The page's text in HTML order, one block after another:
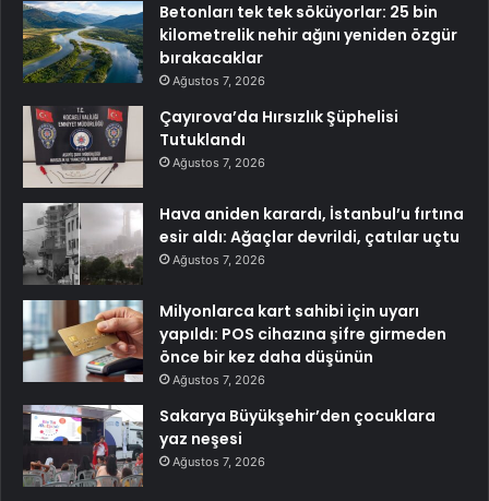
Betonları tek tek söküyorlar: 25 bin
kilometrelik nehir ağını yeniden özgür
bırakacaklar
Ağustos 7, 2026
Çayırova’da Hırsızlık Şüphelisi
Tutuklandı
Ağustos 7, 2026
Hava aniden karardı, İstanbul’u fırtına
esir aldı: Ağaçlar devrildi, çatılar uçtu
Ağustos 7, 2026
Milyonlarca kart sahibi için uyarı
yapıldı: POS cihazına şifre girmeden
önce bir kez daha düşünün
Ağustos 7, 2026
Sakarya Büyükşehir’den çocuklara
yaz neşesi
Ağustos 7, 2026